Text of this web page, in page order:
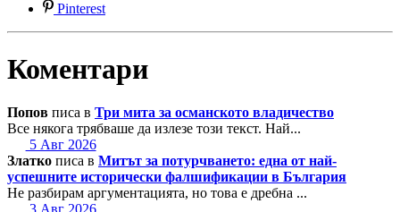
Pinterest
Коментари
Попов писа в Три мита за османското владичество
Все някога трябваше да излезе този текст. Най...
5 Авг 2026
Златко писа в Митът за потурчването: една от най-
успешните исторически фалшификации в България
Не разбирам аргументацията, но това е дребна ...
3 Авг 2026